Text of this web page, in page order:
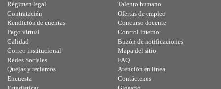
Régimen legal
Contratación
Rendición de cuentas
Pago virtual
Calidad
Talento humano
Ofertas de empleo
Concurso docente
Control interno
Buzón de notificaciones
Correo institucional
Redes Sociales
Quejas y reclamos
Encuesta
Mapa del sitio
FAQ
Atención en línea
Contáctenos